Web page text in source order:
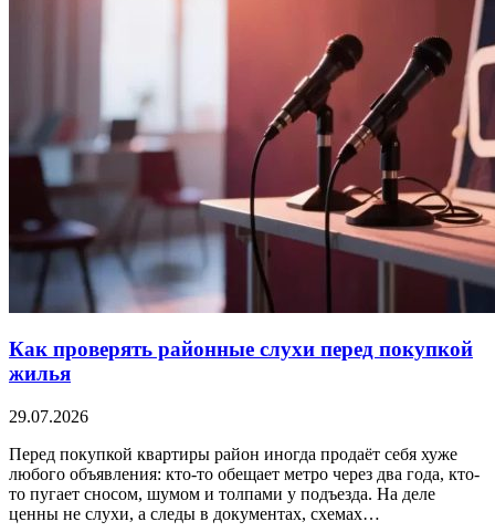
Как проверять районные слухи перед покупкой
жилья
29.07.2026
Перед покупкой квартиры район иногда продаёт себя хуже
любого объявления: кто-то обещает метро через два года, кто-
то пугает сносом, шумом и толпами у подъезда. На деле
ценны не слухи, а следы в документах, схемах…